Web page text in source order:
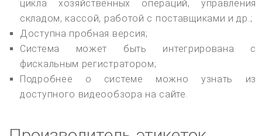
цикла хозяйственных операций, управления
складом, кассой, работой с поставщиками и др.;
Доступна пробная версия;
Система может быть интегрирована с
фискальным регистратором;
Подробнее о системе можно узнать из
доступного видеообзора на сайте.